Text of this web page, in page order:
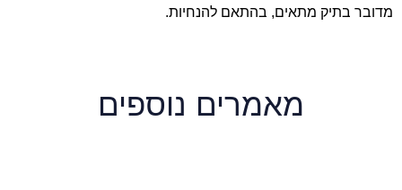
מדובר בתיק מתאים, בהתאם להנחיות.
מאמרים נוספים